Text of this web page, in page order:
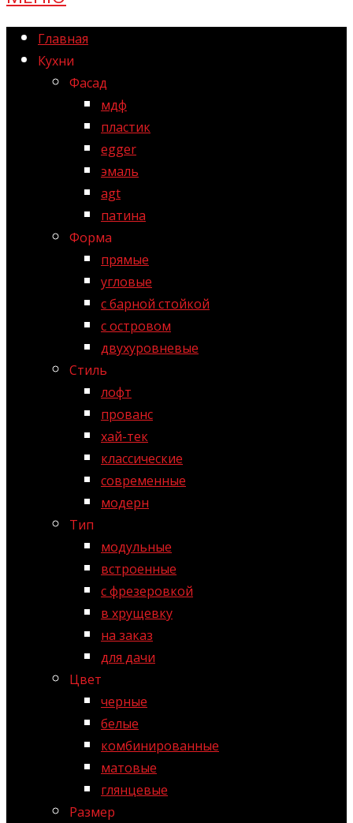
Главная
Кухни
Фасад
мдф
пластик
egger
эмаль
agt
патина
Форма
прямые
угловые
с барной стойкой
с островом
двухуровневые
Стиль
лофт
прованс
хай-тек
классические
современные
модерн
Тип
модульные
встроенные
с фрезеровкой
в хрущевку
на заказ
для дачи
Цвет
черные
белые
комбинированные
матовые
глянцевые
Размер